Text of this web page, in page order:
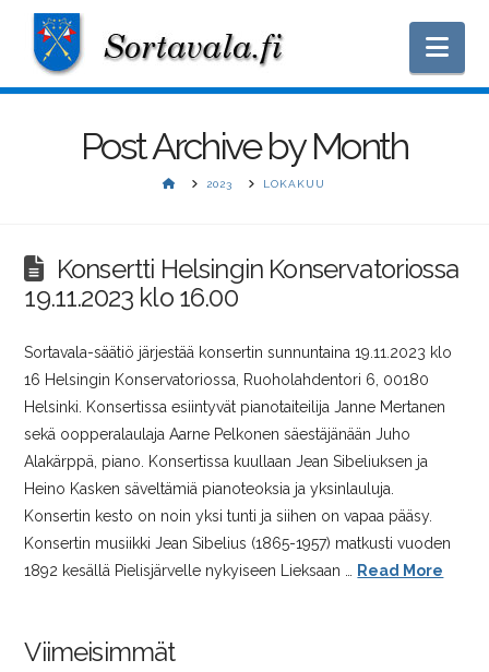
Post Archive by Month
HOME2023 LOKAKUU
Konsertti Helsingin Konservatoriossa
19.11.2023 klo 16.00
Sortavala-säätiö järjestää konsertin sunnuntaina 19.11.2023 klo
16 Helsingin Konservatoriossa, Ruoholahdentori 6, 00180
Helsinki. Konsertissa esiintyvät pianotaiteilija Janne Mertanen
sekä oopperalaulaja Aarne Pelkonen säestäjänään Juho
Alakärppä, piano. Konsertissa kuullaan Jean Sibeliuksen ja
Heino Kasken säveltämiä pianoteoksia ja yksinlauluja.
Konsertin kesto on noin yksi tunti ja siihen on vapaa pääsy.
Konsertin musiikki Jean Sibelius (1865-1957) matkusti vuoden
1892 kesällä Pielisjärvelle nykyiseen Lieksaan …
Read More
Viimeisimmät